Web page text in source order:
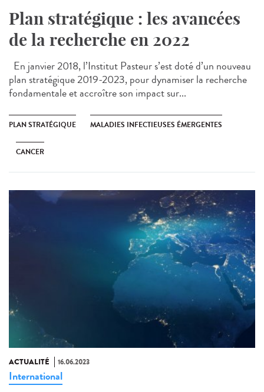
Plan stratégique : les avancées
de la recherche en 2022
En janvier 2018, l’Institut Pasteur s’est doté d’un nouveau
plan stratégique 2019-2023, pour dynamiser la recherche
fondamentale et accroître son impact sur...
PLAN STRATÉGIQUE MALADIES INFECTIEUSES ÉMERGENTES
CANCER
ACTUALITÉ 16.06.2023
International